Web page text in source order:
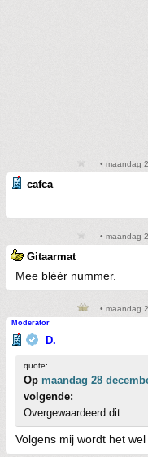
• maandag
cafca
• maandag
Gitaarmat
Mee blèèr nummer.
• maandag
Moderator
D.
quote:
Op maandag 28
volgende:
Overgewaardeerd dit.
Volgens mij wordt het